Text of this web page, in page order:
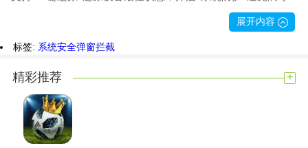
弹出拦截
展开内容
标签: 系统安全弹窗拦截
精彩推荐 +